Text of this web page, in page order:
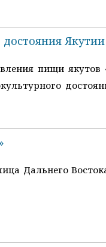
Якутии
пищи якутов
Дальнего